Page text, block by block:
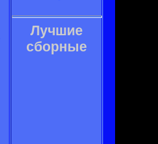
Лучшие
сборные